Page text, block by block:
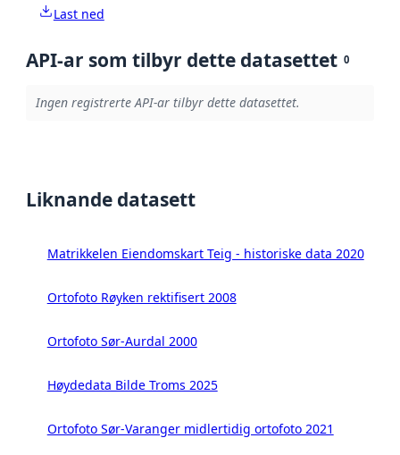
Last ned
API-ar som tilbyr dette datasettet 0
Ingen registrerte API-ar tilbyr dette datasettet.
Liknande datasett
Matrikkelen Eiendomskart Teig - historiske data 2020
Ortofoto Røyken rektifisert 2008
Ortofoto Sør-Aurdal 2000
Høydedata Bilde Troms 2025
Ortofoto Sør-Varanger midlertidig ortofoto 2021